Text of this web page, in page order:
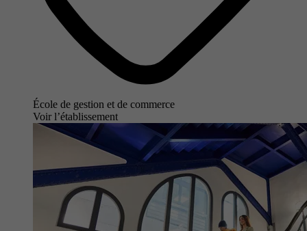
École de gestion et de commerce
Voir l’établissement